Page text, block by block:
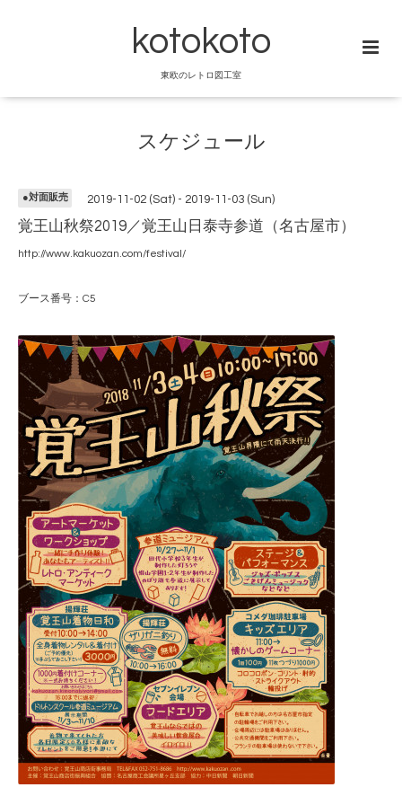
kotokoto
東欧のレトロ図工室
スケジュール
●対面販売 2019-11-02 (Sat) - 2019-11-03 (Sun)
覚王山秋祭2019／覚王山日泰寺参道（名古屋市）
http://www.kakuozan.com/festival/
ブース番号：C5